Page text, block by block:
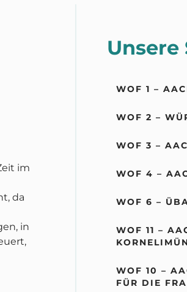
im
da
in
Unsere
WOF 1 –
WOF 2 –
WOF 3 –
WOF 4 –
WOF 6 –
WOF 11 –
WOF 10 –
FÜR DIE